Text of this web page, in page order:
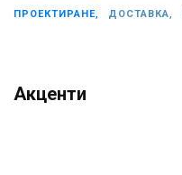
ПРОЕКТИРАНЕ, ДОСТАВКА,
Акценти